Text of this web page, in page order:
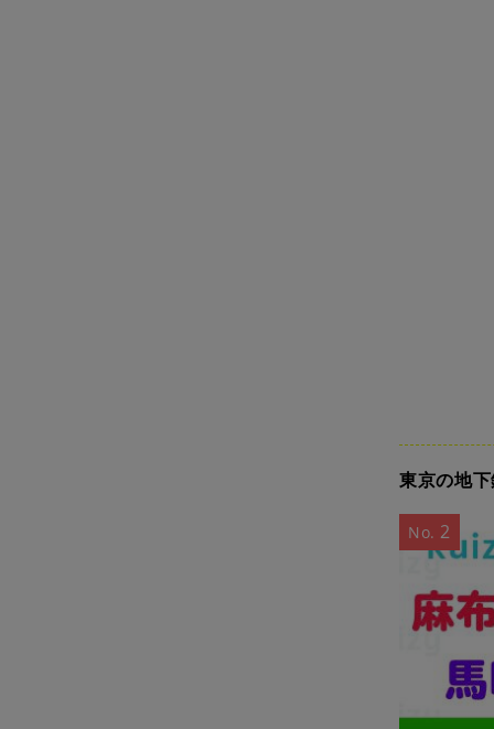
東京の地
No. 2